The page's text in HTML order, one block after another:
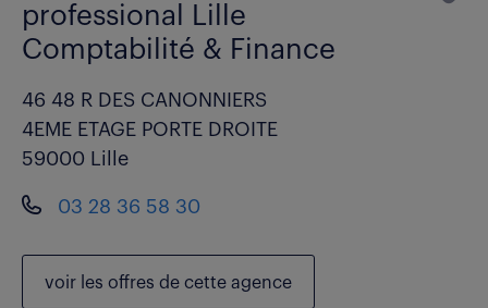
professional Lille
Comptabilité & Finance
46 48 R DES CANONNIERS
4EME ETAGE PORTE DROITE
59000 Lille
03 28 36 58 30
voir les offres de cette agence